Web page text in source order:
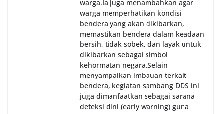
warga.‎‎Ia juga menambahkan agar
warga memperhatikan kondisi
bendera yang akan dikibarkan,
memastikan bendera dalam keadaan
bersih, tidak sobek, dan layak untuk
dikibarkan sebagai simbol
kehormatan negara.‎‎‎Selain
menyampaikan imbauan terkait
bendera, kegiatan sambang DDS ini
juga dimanfaatkan sebagai sarana
deteksi dini (early warning) guna